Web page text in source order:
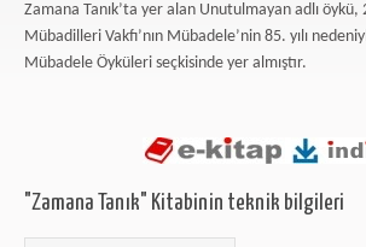
Zamana Tanık’ta yer alan Unutulmayan adlı öykü,
Mübadilleri Vakfı’nın Mübadele’nin 85. yılı
Mübadele Öyküleri seçkisinde yer almıştır.
"Zamana Tanık" Kitabinin teknik bilgileri